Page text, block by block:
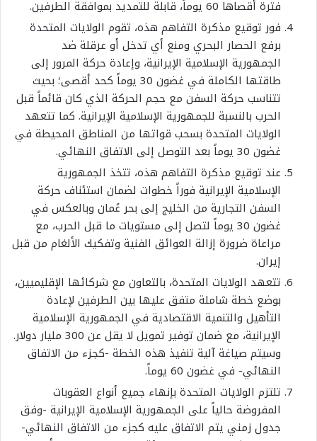
فترة أقصاها 60 يوماً، قابلة للتمديد بموافقة الطرفين
.
فور توقيع مذكرة التفاهم هذه، تقوم الولايات المتحدة
برفع الحصار البحري ومنع أي تدخل أو عرقلة ضد
الجمهورية الإسلامية الإيرانية، وإعادة حركة المرور إلى
طاقتها الكاملة في غضون 30 يوماً كحد أقصى؛ بحيث
تتناسب حركة السفن مع حجم الحركة الذي كان قائماً قبل
الحرب بالنسبة للجمهورية الإسلامية الإيرانية. كما تتعهد
الولايات المتحدة بسحب قواتها من المناطق المحيطة في
غضون 30 يوماً بعد التوصل إلى الاتفاق النهائي
.
عند توقيع مذكرة التفاهم هذه، تتخذ الجمهورية
الإسلامية الإيرانية فوراً خطوات لضمان استئناف حركة
السفن التجارية من الخليج إلى بحر عُمان وبالعكس في
غضون 30 يوماً لتصل إلى مستويات ما قبل الحرب، مع
مراعاة ضرورة إزالة العوائق الفنية وتفكيك الألغام من قبل
إيران.
تتعهد الولايات المتحدة، بالتعاون مع شركائها الإقليميين،
بوضع خطة شاملة متفق عليها بين الطرفين لإعادة
التأهيل والتنمية الاقتصادية في الجمهورية الإسلامية
الإيرانية، مع ضمان توفير تمويل لا يقل عن 300 مليار دولار.
وسيتم صياغة آلية تنفيذ هذه الخطة -كجزء من الاتفاق
النهائي- في غضون 60 يوماً
.
تلتزم الولايات المتحدة بإنهاء جميع أنواع العقوبات
المفروضة حالياً على الجمهورية الإسلامية الإيرانية -وفق
جدول زمني يتم الاتفاق عليه كجزء من الاتفاق النهائي-